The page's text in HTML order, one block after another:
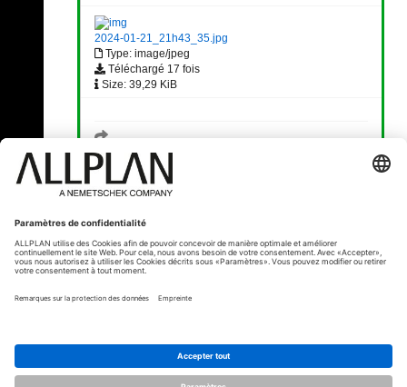
2024-01-21_21h43_35.jpg
Type: image/jpeg
Téléchargé 17 fois
Size: 39,29 KiB
© ALLPLAN France ALLPLAN fait partie deNemetschek Group